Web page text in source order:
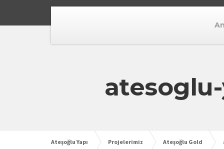
Ateşoğlu Yapı Projelerimiz Ateşoğlu Gold